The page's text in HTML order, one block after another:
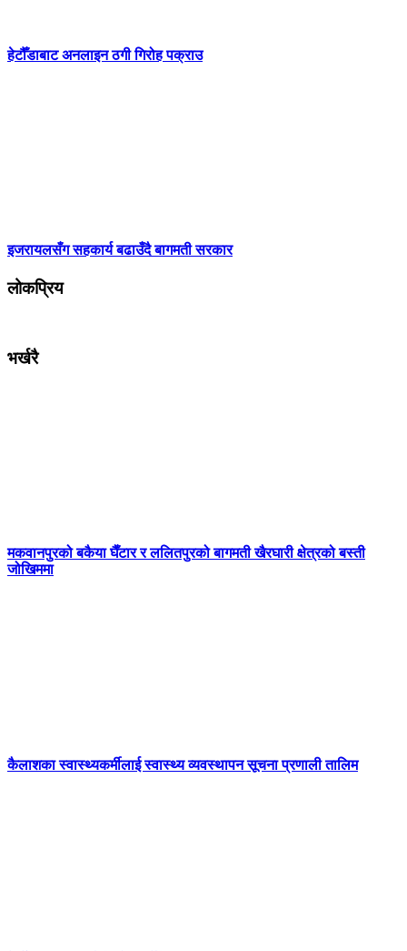
हेटौँडाबाट अनलाइन ठगी गिरोह पक्राउ
इजरायलसँग सहकार्य बढाउँदै बागमती सरकार
लोकप्रिय
भर्खरै
मकवानपुरको बकैया घैँटार र ललितपुरको बागमती खैरघारी क्षेत्रको बस्ती
जोखिममा
कैलाशका स्वास्थ्यकर्मीलाई स्वास्थ्य व्यवस्थापन सूचना प्रणाली तालिम